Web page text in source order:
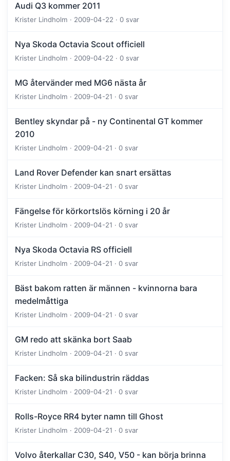
Audi Q3 kommer 2011
Krister Lindholm · 2009-04-22 · 0 svar
Nya Skoda Octavia Scout officiell
Krister Lindholm · 2009-04-22 · 0 svar
MG återvänder med MG6 nästa år
Krister Lindholm · 2009-04-21 · 0 svar
Bentley skyndar på - ny Continental GT kommer
2010
Krister Lindholm · 2009-04-21 · 0 svar
Land Rover Defender kan snart ersättas
Krister Lindholm · 2009-04-21 · 0 svar
Fängelse för körkortslös körning i 20 år
Krister Lindholm · 2009-04-21 · 0 svar
Nya Skoda Octavia RS officiell
Krister Lindholm · 2009-04-21 · 0 svar
Bäst bakom ratten är männen - kvinnorna bara
medelmåttiga
Krister Lindholm · 2009-04-21 · 0 svar
GM redo att skänka bort Saab
Krister Lindholm · 2009-04-21 · 0 svar
Facken: Så ska bilindustrin räddas
Krister Lindholm · 2009-04-21 · 0 svar
Rolls-Royce RR4 byter namn till Ghost
Krister Lindholm · 2009-04-21 · 0 svar
Volvo återkallar C30, S40, V50 - kan börja brinna